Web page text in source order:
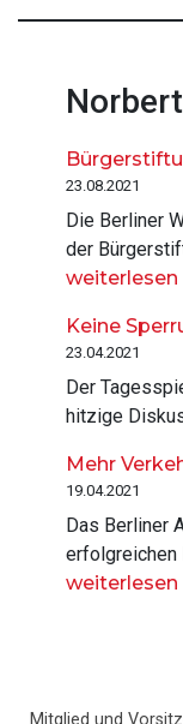
23.08.2021
Die Berliner
der
weiterlesen
Keine
23.04.2021
Der
hitzige
Mehr
19.04.2021
Das Berliner
erfolgreichen
weiterlesen
Mitglied und